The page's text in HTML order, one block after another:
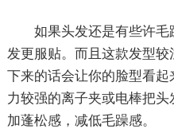
如果头发还是有些许
发更服贴。而且这款发型
下来的话会让你的脸型看
力较强的离子夹或电棒把
加蓬松感，减低毛躁感。